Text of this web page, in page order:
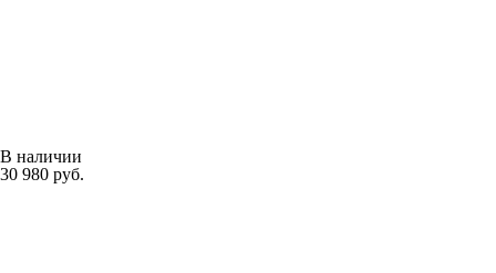
В наличии
30 980 руб.